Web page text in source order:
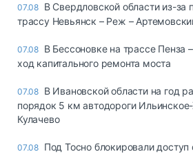
07.08 В Свердловской области из-за
трассу Невьянск – Реж –
07.08 В Бессоновке на трассе Пенза
ход капитального ремонта моста
07.08 В Ивановской области на год
порядок 5 км автодороги
Кулачево
07.08 Под Тосно блокировали